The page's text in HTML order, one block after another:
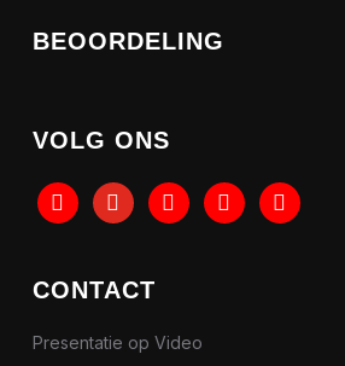
BEOORDELING
VOLG ONS
tiktok youtubeinstagramfacebooklinkedin
CONTACT
Presentatie op Video